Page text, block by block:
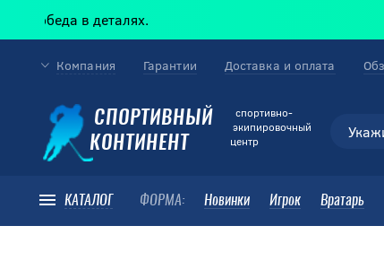
в деталях.
СПОРТИВНЫЙ
КОНТИНЕНТ
cпортивно-
экипировочный
центр
КАТАЛОГ ФОРМА: Новинки Игрок Вратарь
Компания Гарантии Доставка и оплата